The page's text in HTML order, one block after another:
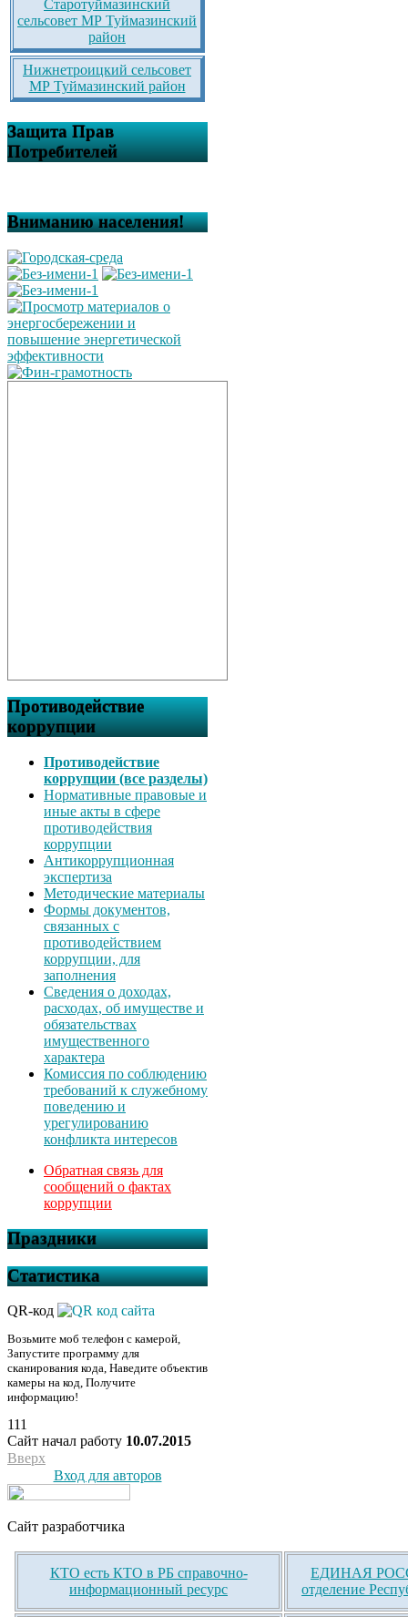
Старотуймазинский
сельсовет МР Туймазинский
район
Нижнетроицкий сельсовет
МР Туймазинский район
Защита Прав
Потребителей
Вниманию населения!
Противодействие
коррупции
Противодействие
коррупции (все разделы)
Нормативные правовые и
иные акты в сфере
противодействия
коррупции
Антикоррупционная
экспертиза
Методические материалы
Формы документов,
связанных с
противодействием
коррупции, для
заполнения
Сведения о доходах,
расходах, об имуществе и
обязательствах
имущественного
характера
Комиссия по соблюдению
требований к служебному
поведению и
урегулированию
конфликта интересов
Обратная связь для
сообщений о фактах
коррупции
Праздники
Статистика
QR-код
Возьмите моб телефон с камерой,
Запустите программу для
сканирования кода, Наведите объектив
камеры на код, Получите
информацию!
111
Сайт начал работу 10.07.2015
Вверх
Вход для авторов
Сайт разработчика
КТО есть КТО в РБ справочно-
информационный ресурс
ЕДИНАЯ
отделение